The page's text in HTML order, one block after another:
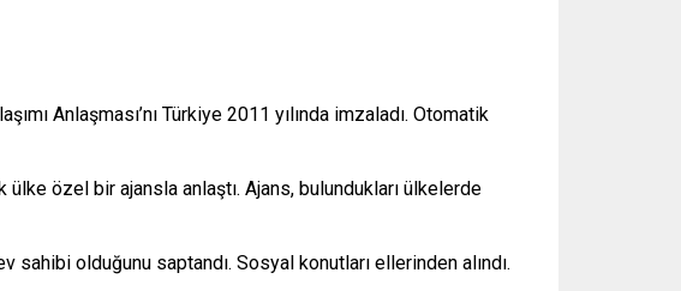
Anlaşması’nı Türkiye 2011 yılında imzaladı. Otomatik
özel bir ajansla anlaştı. Ajans, bulundukları ülkelerde
sahibi olduğunu saptandı. Sosyal konutları ellerinden alındı.